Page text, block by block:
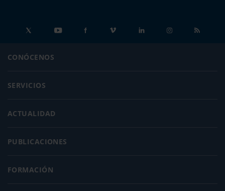
CONÓCENOS
SERVICIOS
ACTUALIDAD
PUBLICACIONES
FORMACIÓN